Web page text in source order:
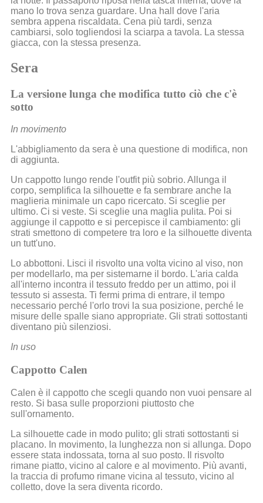
mano lo trova senza guardare. Una hall dove l'aria
sembra appena riscaldata. Cena più tardi, senza
cambiarsi, solo togliendosi la sciarpa a tavola. La stessa
giacca, con la stessa presenza.
Sera
La versione lunga che modifica tutto ciò che c'è
sotto
In movimento
L'abbigliamento da sera è una questione di modifica, non
di aggiunta.
Un cappotto lungo rende l'outfit più sobrio. Allunga il
corpo, semplifica la silhouette e fa sembrare anche la
maglieria minimale un capo ricercato. Si sceglie per
ultimo. Ci si veste. Si sceglie una maglia pulita. Poi si
aggiunge il cappotto e si percepisce il cambiamento: gli
strati smettono di competere tra loro e la silhouette diventa
un tutt'uno.
Lo abbottoni. Lisci il risvolto una volta vicino al viso, non
per modellarlo, ma per sistemarne il bordo. L'aria calda
all'interno incontra il tessuto freddo per un attimo, poi il
tessuto si assesta. Ti fermi prima di entrare, il tempo
necessario perché l'orlo trovi la sua posizione, perché le
misure delle spalle siano appropriate. Gli strati sottostanti
diventano più silenziosi.
In uso
Cappotto Calen
Calen è il cappotto che scegli quando non vuoi pensare al
resto. Si basa sulle proporzioni piuttosto che
sull'ornamento.
La silhouette cade in modo pulito; gli strati sottostanti si
placano. In movimento, la lunghezza non si allunga. Dopo
essere stata indossata, torna al suo posto. Il risvolto
rimane piatto, vicino al calore e al movimento. Più avanti,
la traccia di profumo rimane vicina al tessuto, vicino al
colletto, dove la sera diventa ricordo.